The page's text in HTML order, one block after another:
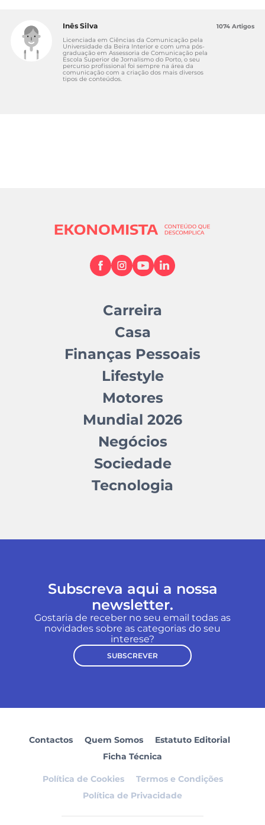
Inês Silva
Licenciada em Ciências da Comunicação pela
Universidade da Beira Interior e com uma pós-
graduação em Assessoria de Comunicação pela
Escola Superior de Jornalismo do Porto, o seu
percurso profissional foi sempre na área da
comunicação com a criação dos mais diversos
tipos de conteúdos.
1074 Artigos
Carreira
Casa
Finanças Pessoais
Lifestyle
Motores
Mundial 2026
Negócios
Sociedade
Tecnologia
Subscreva aqui a nossa
newsletter.
Gostaria de receber no seu email todas as
novidades sobre as categorias do seu
interese?
SUBSCREVER
Contactos Quem Somos
Estatuto Editorial
Ficha Técnica
Política de Cookies
Termos e Condições
Política de Privacidade